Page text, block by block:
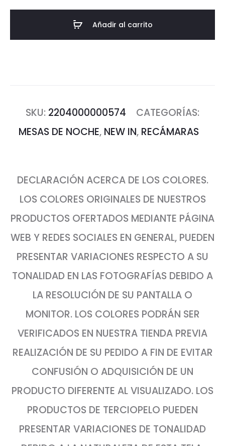
Añadir al carrito
SKU: 2204000000574
CATEGORÍAS:
MESAS DE NOCHE, NEW IN, RECÁMARAS
DECLARACIÓN ACERCA DE LOS COLORES.
LOS COLORES ORIGINALES DE NUESTROS
PRODUCTOS OFERTADOS MEDIANTE PÁGINA
WEB Y REDES SOCIALES EN GENERAL, PUEDEN
PRESENTAR VARIACIONES RESPECTO A SU
TONALIDAD EN LAS FOTOGRAFÍAS DEBIDO A
LA RESOLUCIÓN DE SU PANTALLA O
MONITOR. LOS COLORES PODRÁN SER
VERIFICADOS EN NUESTRA TIENDA PREVIA
REALIZACIÓN DE SU PEDIDO A FIN DE EVITAR
CONFUSIÓN O ADQUISICIÓN DE UN
PRODUCTO DIFERENTE AL VISUALIZADO. LOS
PRODUCTOS DE TERCIOPELO PUEDEN
PRESENTAR VARIACIONES DE TONALIDAD